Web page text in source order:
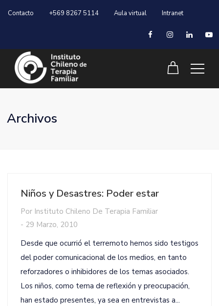
Contacto +569 8267 5114 Aula virtual Intranet
Archivos
Niños y Desastres: Poder estar
Por Instituto Chileno De Terapia Familiar
- 29 Marzo, 2010
Desde que ocurrió el terremoto hemos sido testigos
del poder comunicacional de los medios, en tanto
reforzadores o inhibidores de los temas asociados.
Los niños, como tema de reflexión y preocupación,
han estado presentes, ya sea en entrevistas a...